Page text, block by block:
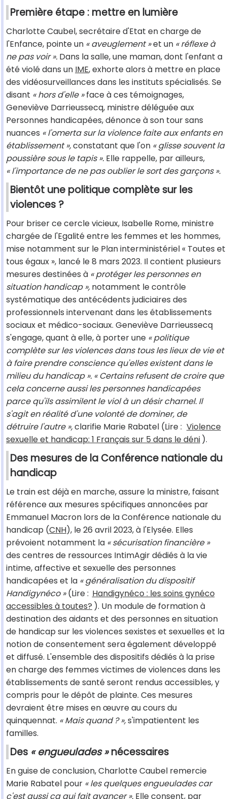
Première étape : mettre en lumière
Charlotte Caubel, secrétaire d'Etat en charge de
l'Enfance, pointe un « aveuglement »et un « réflexe à
ne pas voir ». Dans la salle, une maman, dont l'enfant a
été violé dans un IME, exhorte alors à mettre en place
des vidéosurveillances dans les instituts spécialisés. Se
disant « hors d'elle »face à ces témoignages,
Geneviève Darrieussecq, ministre déléguée aux
Personnes handicapées, dénonce à son tour sans
nuances « l'omerta sur la violence faite aux enfants en
établissement »,constatant que l'on « glisse souvent la
poussière sous le tapis ». Elle rappelle, par ailleurs,
« l'importance de ne pas oublier le sort des garçons ».
Bientôt une politique complète sur les
violences ?
Pour briser ce cercle vicieux, Isabelle Rome, ministre
chargée de l'Egalité entre les femmes et les hommes,
mise notamment sur le Plan interministériel « Toutes et
tous égaux », lancé le 8 mars 2023. Il contient plusieurs
mesures destinées à « protéger les personnes en
situation handicap », notamment le contrôle
systématique des antécédents judiciaires des
professionnels intervenant dans les établissements
sociaux et médico-sociaux. Geneviève Darrieussecq
s'engage, quant à elle, à porter une « politique
complète sur les violences dans tous les lieux de vie et
à faire prendre conscience qu'elles existent dans le
milieu du handicap ». « Certains refusent de croire que
cela concerne aussi les personnes handicapées
parce qu'ils assimilent le viol à un désir charnel. Il
s'agit en réalité d'une volonté de dominer, de
détruire l'autre »,clarifie Marie Rabatel (Lire : Violence
sexuelle et handicap: 1 Français sur 5 dans le déni ).
Des mesures de la Conférence nationale du
handicap
Le train est déjà en marche, assure la ministre, faisant
référence aux mesures spécifiques annoncées par
Emmanuel Macron lors de la Conférence nationale du
handicap (CNH), le 26 avril 2023, à l'Elysée. Elles
prévoient notamment la « sécurisation financière »
des centres de ressources IntimAgir dédiés à la vie
intime, affective et sexuelle des personnes
handicapées et la « généralisation du dispositif
Handigynéco »(Lire : Handigynéco : les soins gynéco
accessibles à toutes? ). Un module de formation à
destination des aidants et des personnes en situation
de handicap sur les violences sexistes et sexuelles et la
notion de consentement sera également développé
et diffusé. L'ensemble des dispositifs dédiés à la prise
en charge des femmes victimes de violences dans les
établissements de santé seront rendus accessibles, y
compris pour le dépôt de plainte. Ces mesures
devraient être mises en œuvre au cours du
quinquennat. « Mais quand ? »,s'impatientent les
familles.
Des « engueulades »nécessaires
En guise de conclusion, Charlotte Caubel remercie
Marie Rabatel pour « les quelques engueulades car
c'est aussi ça qui fait avancer ». Elle consent, par